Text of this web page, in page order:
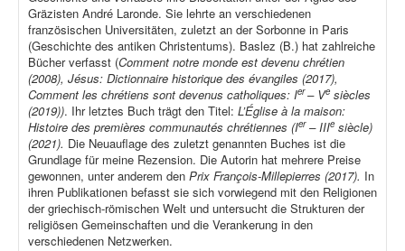
Gräzisten André Laronde. Sie lehrte an verschiedenen
französischen Universitäten, zuletzt an der Sorbonne in Paris
(Geschichte des antiken Christentums). Baslez (B.) hat zahlreiche
Bücher verfasst (Comment notre monde est devenu chrétien
(2008), Jésus: Dictionnaire historique des évangiles (2017),
Comment les chrétiens sont devenus catholiques: Ier– Ve siècles
(2019)). Ihr letztes Buch trägt den Titel: L’Église à la maison:
Histoire des premières communautés chrétiennes (Ier– IIIe siècle)
(2021). Die Neuauflage des zuletzt genannten Buches ist die
Grundlage für meine Rezension. Die Autorin hat mehrere Preise
gewonnen, unter anderem den Prix François-Millepierres (2017). In
ihren Publikationen befasst sie sich vorwiegend mit den Religionen
der griechisch-römischen Welt und untersucht die Strukturen der
religiösen Gemeinschaften und die Verankerung in den
verschiedenen Netzwerken.